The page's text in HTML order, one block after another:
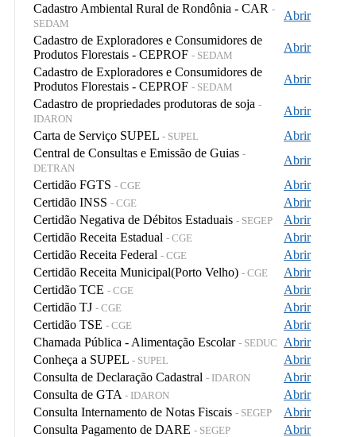
Cadastro Ambiental Rural de Rondônia - CAR -
SEDAM
Abrir
Cadastro de Exploradores e Consumidores de
Produtos Florestais - CEPROF - SEDAM
Abrir
Cadastro de Exploradores e Consumidores de
Produtos Florestais - CEPROF - SEDAM
Abrir
Cadastro de propriedades produtoras de soja -
IDARON
Abrir
Carta de Serviço SUPEL - SUPEL
Abrir
Central de Consultas e Emissão de Guias -
DETRAN
Abrir
Certidão FGTS - CGE
Abrir
Certidão INSS - CGE
Abrir
Certidão Negativa de Débitos Estaduais - SEGEP
Abrir
Certidão Receita Estadual - CGE
Abrir
Certidão Receita Federal - CGE
Abrir
Certidão Receita Municipal(Porto Velho) - CGE
Abrir
Certidão TCE - CGE
Abrir
Certidão TJ - CGE
Abrir
Certidão TSE - CGE
Abrir
Chamada Pública - Alimentação Escolar - SEDUC
Abrir
Conheça a SUPEL - SUPEL
Abrir
Consulta de Declaração Cadastral - IDARON
Abrir
Consulta de GTA - IDARON
Abrir
Consulta Internamento de Notas Fiscais - SEGEP
Abrir
Consulta Pagamento de DARE - SEGEP
Abrir